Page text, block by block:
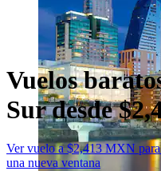
Vuelos
Sur desde
Ver vuelo a $2,413 MXN
una nueva ventana